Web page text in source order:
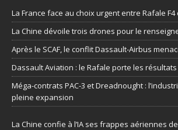
La France face au choix urgent entre Rafale F4
La Chine dévoile trois drones pour le
Après le SCAF, le conflit Dassault-Airbus
Dassault Aviation : le Rafale porte les
Méga-contrats PAC-3 et Dreadnought :
pleine expansion
La Chine confie à l’IA ses frappes aériennes